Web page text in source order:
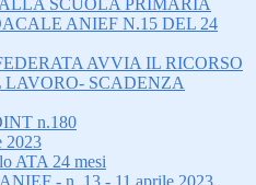
SCUOLA PRIMARIA
ANIEF N.15 DEL 24
AVVIA IL RICORSO
SCADENZA
n.180
2023
ATA 24 mesi